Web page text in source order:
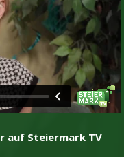
auf Steiermark TV